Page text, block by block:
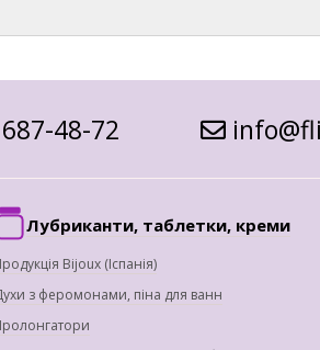
48-72
Лубриканти, таблетки, креми
Bijoux (Іспанія)
з феромонами, піна для ванн